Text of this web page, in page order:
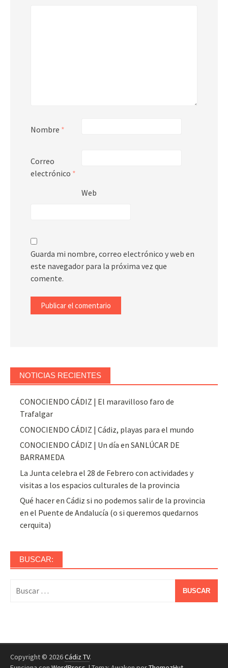
Nombre *
Correo
electrónico *
Web
Guarda mi nombre, correo electrónico y web en
este navegador para la próxima vez que
comente.
NOTICIAS RECIENTES
CONOCIENDO CÁDIZ | El maravilloso faro de
Trafalgar
CONOCIENDO CÁDIZ | Cádiz, playas para el mundo
CONOCIENDO CÁDIZ | Un día en SANLÚCAR DE
BARRAMEDA
La Junta celebra el 28 de Febrero con actividades y
visitas a los espacios culturales de la provincia
Qué hacer en Cádiz si no podemos salir de la provincia
en el Puente de Andalucía (o si queremos quedarnos
cerquita)
BUSCAR:
Copyright © 2026Cádiz TV.